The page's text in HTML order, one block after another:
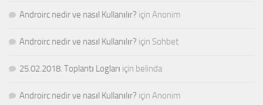
Androirc nedir ve nasıl Kullanılır? için Anonim
Androirc nedir ve nasıl Kullanılır? için Sohbet
25.02.2018. Toplantı Logları için belinda
Androirc nedir ve nasıl Kullanılır? için Anonim